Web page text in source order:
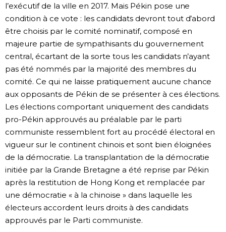
l’exécutif de la ville en 2017. Mais Pékin pose une
condition à ce vote : les candidats devront tout d’abord
être choisis par le comité nominatif, composé en
majeure partie de sympathisants du gouvernement
central, écartant de la sorte tous les candidats n’ayant
pas été nommés par la majorité des membres du
comité. Ce qui ne laisse pratiquement aucune chance
aux opposants de Pékin de se présenter à ces élections.
Les élections comportant uniquement des candidats
pro-Pékin approuvés au préalable par le parti
communiste ressemblent fort au procédé électoral en
vigueur sur le continent chinois et sont bien éloignées
de la démocratie. La transplantation de la démocratie
initiée par la Grande Bretagne a été reprise par Pékin
après la restitution de Hong Kong et remplacée par
une démocratie « à la chinoise » dans laquelle les
électeurs accordent leurs droits à des candidats
approuvés par le Parti communiste.